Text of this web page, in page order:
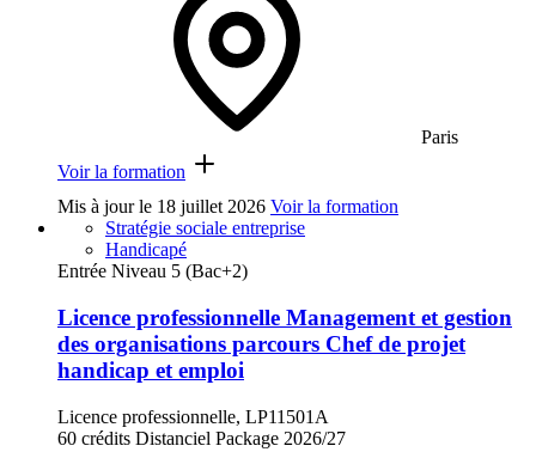
Paris
Voir la formation
Mis à jour le 18 juillet 2026 Voir la formation
Stratégie sociale entreprise
Handicapé
Entrée Niveau 5 (Bac+2)
Licence professionnelle Management et gestion
des organisations parcours Chef de projet
handicap et emploi
Licence professionnelle, LP11501A
60 crédits Distanciel Package 2026/27